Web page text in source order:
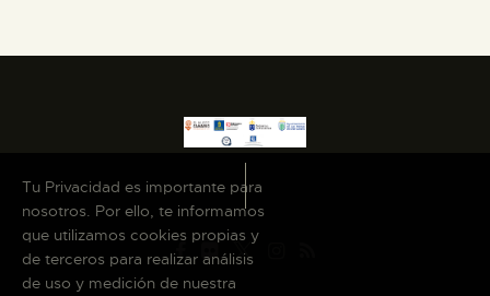
Tu Privacidad es importante para
nosotros. Por ello, te informamos
que utilizamos cookies propias y
de terceros para realizar análisis
de uso y medición de nuestra